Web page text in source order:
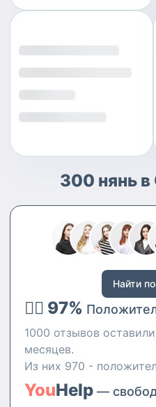
300 нянь
Найти
👍🏻 97%
1000 отзывов
месяцев.
Из них 970 -
YouHelp —